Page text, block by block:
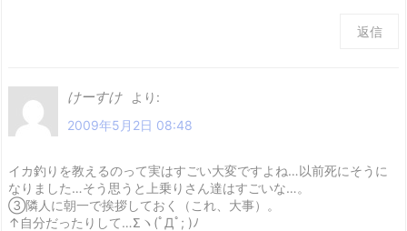
返信
けーすけ
より:
2009年5月2日 08:48
イカ釣りを教えるのって実はすごい大変ですよね…以前死にそうに
なりました…そう思うと上乗りさん達はすごいな…。
③隣人に朝一で挨拶しておく（これ、大事）。
↑自分だったりして…Σヽ(ﾟДﾟ; )ﾉ